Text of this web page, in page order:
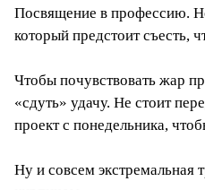
Посвящение в профессию.
который предстоит съесть,
Чтобы почувствовать жар
«сдуть» удачу. Не стоит
проект с понедельника,
Ну и совсем экстремальная